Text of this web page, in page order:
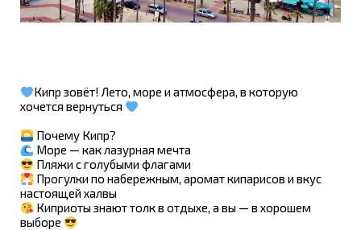
Кипр зовёт! Лето, море и атмосфера, в которую
хочется вернуться
Почему Кипр?
Море — как лазурная мечта
Пляжи с голубыми флагами
Прогулки по набережным, аромат кипарисов и вкус
настоящей халвы
Киприоты знают толк в отдыхе, а вы — в хорошем
выборе